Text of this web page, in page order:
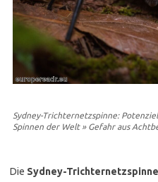
Sydney-Trichternetzspinne:
Spinnen der Welt » Gefahr aus
Die Sydney-Trichternetzspinne